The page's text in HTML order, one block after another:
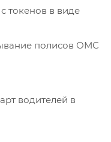
токенов в виде
полисов ОМС
водителей в